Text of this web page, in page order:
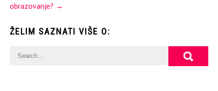
obrazovanje? →
ŽELIM SAZNATI VIŠE O: